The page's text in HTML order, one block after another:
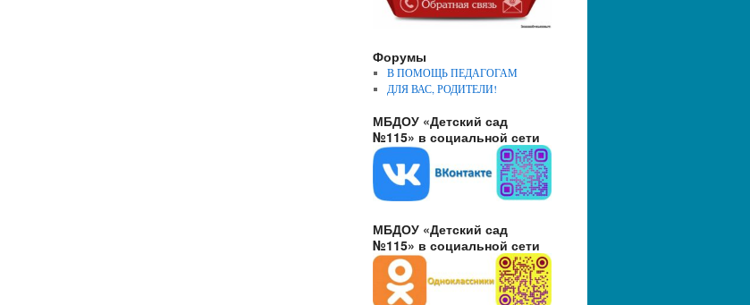
Форумы
В ПОМОЩЬ ПЕДАГОГАМ
ДЛЯ ВАС, РОДИТЕЛИ!
МБДОУ «Детский сад
№115» в социальной сети
МБДОУ «Детский сад
№115» в социальной сети